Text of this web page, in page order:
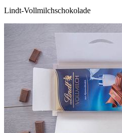
Lindt-Vollmilchschokolade